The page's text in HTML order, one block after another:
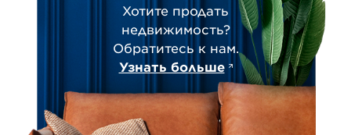
Хотите продать
недвижимость?
Обратитесь к нам.
Узнать больше